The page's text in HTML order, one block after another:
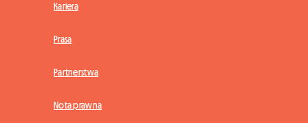
Kariera
Prasa
Partnerstwa
Nota prawna